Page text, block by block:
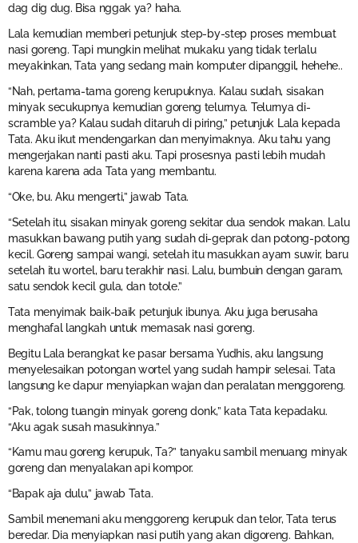
dag dig dug. Bisa nggak ya? haha.
Lala kemudian memberi petunjuk step-by-step proses membuat
nasi goreng. Tapi mungkin melihat mukaku yang tidak terlalu
meyakinkan, Tata yang sedang main komputer dipanggil, hehehe..
“Nah, pertama-tama goreng kerupuknya. Kalau sudah, sisakan
minyak secukupnya kemudian goreng telurnya. Telurnya di-
scramble ya? Kalau sudah ditaruh di piring,” petunjuk Lala kepada
Tata. Aku ikut mendengarkan dan menyimaknya. Aku tahu yang
mengerjakan nanti pasti aku. Tapi prosesnya pasti lebih mudah
karena karena ada Tata yang membantu.
“Oke, bu. Aku mengerti,” jawab Tata.
“Setelah itu, sisakan minyak goreng sekitar dua sendok makan. Lalu
masukkan bawang putih yang sudah di-geprak dan potong-potong
kecil. Goreng sampai wangi, setelah itu masukkan ayam suwir, baru
setelah itu wortel, baru terakhir nasi. Lalu, bumbuin dengan garam,
satu sendok kecil gula, dan totole.”
Tata menyimak baik-baik petunjuk ibunya. Aku juga berusaha
menghafal langkah untuk memasak nasi goreng.
Begitu Lala berangkat ke pasar bersama Yudhis, aku langsung
menyelesaikan potongan wortel yang sudah hampir selesai. Tata
langsung ke dapur menyiapkan wajan dan peralatan menggoreng.
“Pak, tolong tuangin minyak goreng donk,” kata Tata kepadaku.
“Aku agak susah masukinnya.”
“Kamu mau goreng kerupuk, Ta?” tanyaku sambil menuang minyak
goreng dan menyalakan api kompor.
“Bapak aja dulu,” jawab Tata.
Sambil menemani aku menggoreng kerupuk dan telor, Tata terus
beredar. Dia menyiapkan nasi putih yang akan digoreng. Bahkan,